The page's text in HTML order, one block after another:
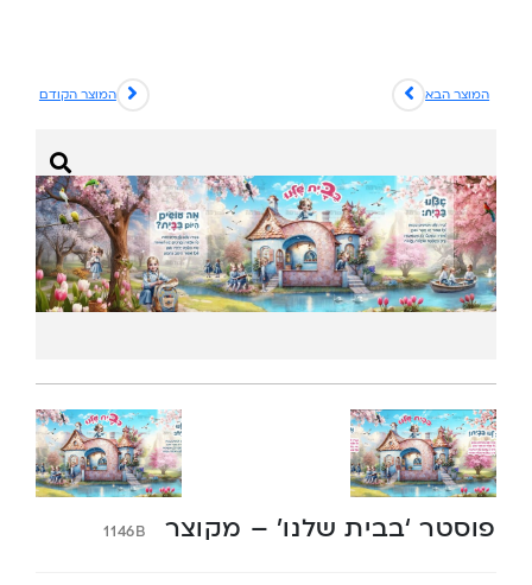
המוצר הקודם המוצר הבא
פוסטר ‘בבית שלנו’ – מקוצר 1146B